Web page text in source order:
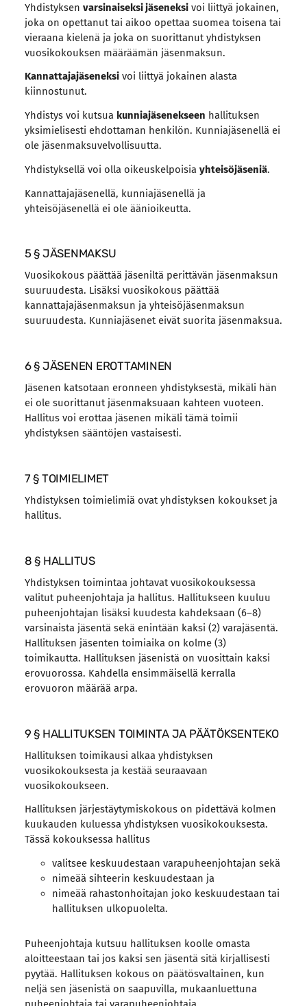
Yhdistyksen varsinaiseksi jäseneksivoi liittyä jokainen,
joka on opettanut tai aikoo opettaa suomea toisena tai
vieraana kielenä ja joka on suorittanut yhdistyksen
vuosikokouksen määräämän jäsenmaksun.
Kannattajajäseneksivoi liittyä jokainen alasta
kiinnostunut.
Yhdistys voi kutsua kunniajäsenekseen hallituksen
yksimielisesti ehdottaman henkilön. Kunniajäsenellä ei
ole jäsenmaksuvelvollisuutta.
Yhdistyksellä voi olla oikeuskelpoisia yhteisöjäseniä.
Kannattajajäsenellä, kunniajäsenellä ja
yhteisöjäsenellä ei ole äänioikeutta.
5 § JÄSENMAKSU
Vuosikokous päättää jäseniltä perittävän jäsenmaksun
suuruudesta. Lisäksi vuosikokous päättää
kannattajajäsenmaksun ja yhteisöjäsenmaksun
suuruudesta. Kunniajäsenet eivät suorita jäsenmaksua.
6 § JÄSENEN EROTTAMINEN
Jäsenen katsotaan eronneen yhdistyksestä, mikäli hän
ei ole suorittanut jäsenmaksuaan kahteen vuoteen.
Hallitus voi erottaa jäsenen mikäli tämä toimii
yhdistyksen sääntöjen vastaisesti.
7 § TOIMIELIMET
Yhdistyksen toimielimiä ovat yhdistyksen kokoukset ja
hallitus.
8 § HALLITUS
Yhdistyksen toimintaa johtavat vuosikokouksessa
valitut puheenjohtaja ja hallitus. Hallitukseen kuuluu
puheenjohtajan lisäksi kuudesta kahdeksaan (6–8)
varsinaista jäsentä sekä enintään kaksi (2) varajäsentä.
Hallituksen jäsenten toimiaika on kolme (3)
toimikautta. Hallituksen jäsenistä on vuosittain kaksi
erovuorossa. Kahdella ensimmäisellä kerralla
erovuoron määrää arpa.
9 § HALLITUKSEN TOIMINTA JA PÄÄTÖKSENTEKO
Hallituksen toimikausi alkaa yhdistyksen
vuosikokouksesta ja kestää seuraavaan
vuosikokoukseen.
Hallituksen järjestäytymiskokous on pidettävä kolmen
kuukauden kuluessa yhdistyksen vuosikokouksesta.
Tässä kokouksessa hallitus
valitsee keskuudestaan varapuheenjohtajan sekä
nimeää sihteerin keskuudestaan ja
nimeää rahastonhoitajan joko keskuudestaan tai
hallituksen ulkopuolelta.
Puheenjohtaja kutsuu hallituksen koolle omasta
aloitteestaan tai jos kaksi sen jäsentä sitä kirjallisesti
pyytää. Hallituksen kokous on päätösvaltainen, kun
neljä sen jäsenistä on saapuvilla, mukaanluettuna